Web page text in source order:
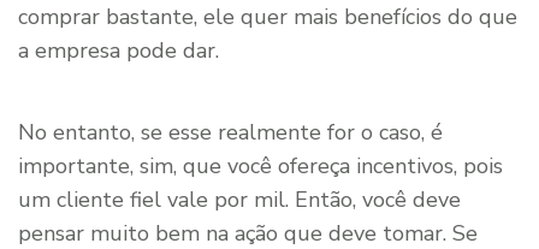
comprar bastante, ele quer mais benefícios do que
a empresa pode dar.
No entanto, se esse realmente for o caso, é
importante, sim, que você ofereça incentivos, pois
um cliente fiel vale por mil. Então, você deve
pensar muito bem na ação que deve tomar. Se